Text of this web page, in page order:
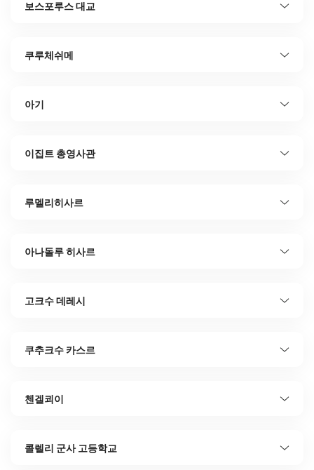
보스포루스 대교
쿠루체쉬메
아기
이집트 총영사관
루멜리히사르
아나돌루 히사르
고크수 데레시
쿠추크수 카스르
첸겔쾨이
콜렐리 군사 고등학교